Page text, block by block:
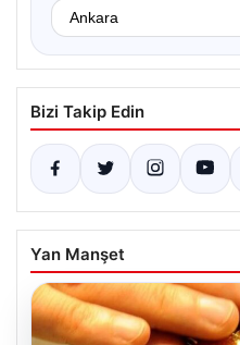
Bizi Takip Edin
Yan Manşet